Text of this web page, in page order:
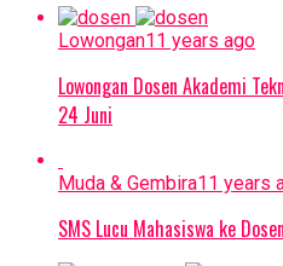
Lowongan11 years ago
Lowongan Dosen Akademi
24 Juni
Muda & Gembira11 years
SMS Lucu Mahasiswa ke